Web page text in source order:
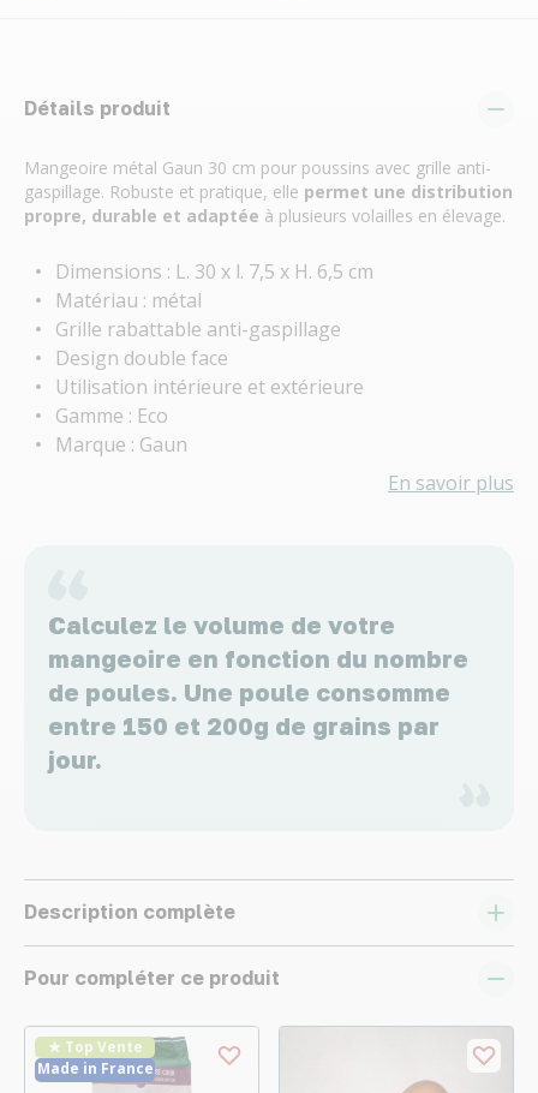
Détails produit
Mangeoire métal Gaun 30 cm pour poussins avec grille anti-
gaspillage. Robuste et pratique, elle permet une distribution
propre, durable et adaptée à plusieurs volailles en élevage.
Dimensions : L. 30 x l. 7,5 x H. 6,5 cm
Matériau : métal
Grille rabattable anti-gaspillage
Design double face
Utilisation intérieure et extérieure
Gamme : Eco
Marque : Gaun
En savoir plus
Calculez le volume de votre
mangeoire en fonction du nombre
de poules. Une poule consomme
entre 150 et 200g de grains par
jour.
Description complète
Pour compléter ce produit
★ Top Vente
Made in France